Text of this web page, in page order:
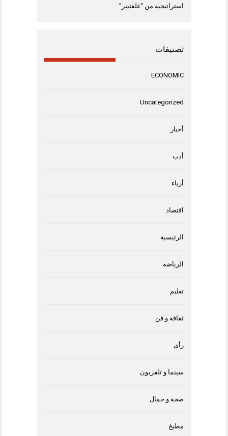
استراتيجية من “غلفتينر”
تصنيفات
ECONOMIC
Uncategorized
أخبار
أدب
أزياء
اقتصاد
الرئيسية
الرياضة
تعليم
ثقافة و فن
رأى
سينما و تلفزيون
صحة و جمال
مطبخ